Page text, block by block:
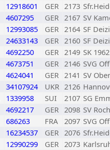
12918601 GER 2173
4607295 GER 2167 SV
12993085 GER 2164 SF
24633143 GER 2160 SF
4692250 GER 2149 SK
4673751 GER 2146 SVG
4624041 GER 2141 SV
34107924 UKR 2126
1339958 SUI 2107 SG
4692217 GER 2098 SV
686263 FRA 2097 SVG
16234537 GER 2076
12990299 GER 2073